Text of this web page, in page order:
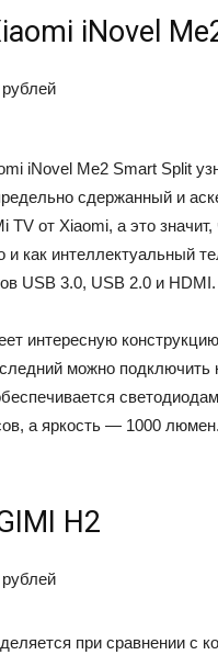
iNovel
iNovel Me2 Smart Split
сдержанный и
TV от Xiaomi, а это
и как интеллектуальный
USB 3.0, USB 2.0 и HDMI.
интересную
можно подключить
а яркость — 1000
H2
при сравнении с